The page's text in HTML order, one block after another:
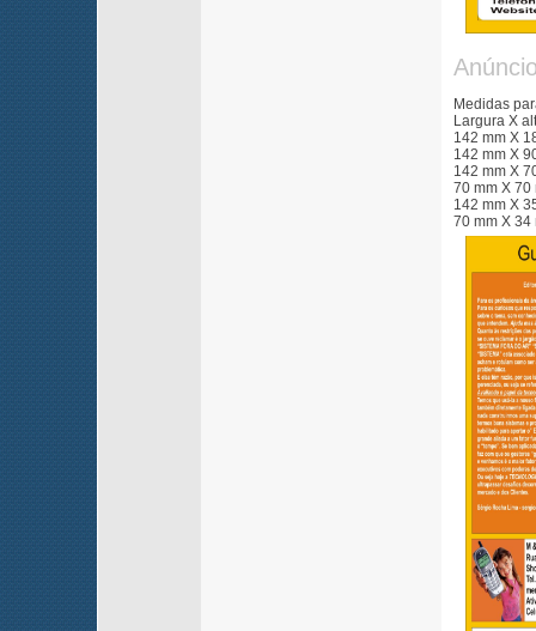
Medidas
Largura X
142 mm X
142 mm X
142 mm X
70 mm X 70
142 mm X
70 mm X 34